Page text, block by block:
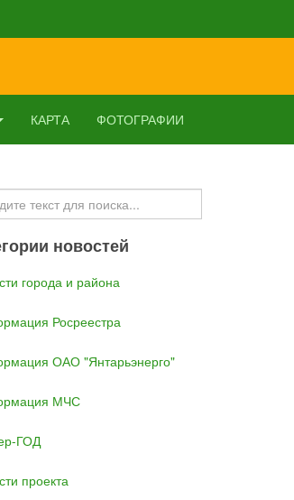
КАРТА ФОТОГРАФИИ
новостей
города и района
Росреестра
ОАО "Янтарьэнерго"
МЧС
ГОД
проекта